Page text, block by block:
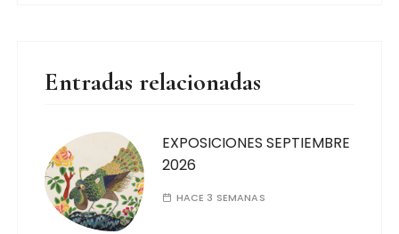
Entradas relacionadas
EXPOSICIONES SEPTIEMBRE
2026
HACE 3 SEMANAS